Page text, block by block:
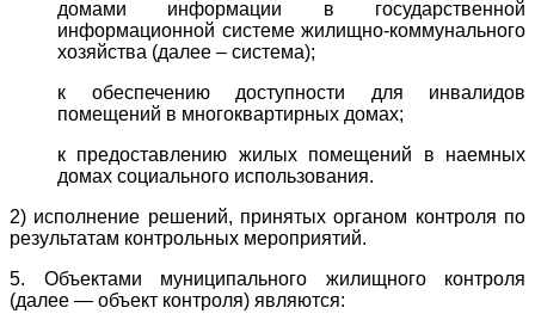
домами информации в государственной
информационной системе жилищно-коммунального
хозяйства (далее – система);
к обеспечению доступности для инвалидов
помещений в многоквартирных домах;
к предоставлению жилых помещений в наемных
домах социального использования.
2) исполнение решений, принятых органом контроля по
результатам контрольных мероприятий.
5. Объектами муниципального жилищного контроля
(далее — объект контроля) являются: